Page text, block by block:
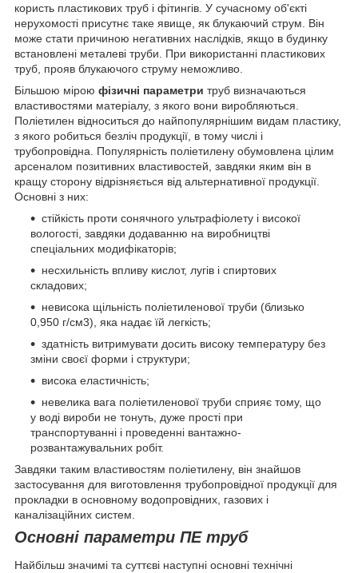
користь пластикових труб і фітингів. У сучасному об'єкті
нерухомості присутнє таке явище, як блукаючий струм. Він
може стати причиною негативних наслідків, якщо в будинку
встановлені металеві труби. При використанні пластикових
труб, прояв блукаючого струму неможливо.
Більшою мірою фізичні параметри труб визначаються
властивостями матеріалу, з якого вони виробляються.
Поліетилен відноситься до найпопулярнішим видам пластику,
з якого робиться безліч продукції, в тому числі і
трубопровідна. Популярність поліетилену обумовлена цілим
арсеналом позитивних властивостей, завдяки яким він в
кращу сторону відрізняється від альтернативної продукції.
Основні з них:
стійкість проти сонячного ультрафіолету і високої
вологості, завдяки додаванню на виробництві
спеціальних модифікаторів;
несхильність впливу кислот, лугів і спиртових
складових;
невисока щільність поліетиленової труби (близько
0,950 г/см3), яка надає їй легкість;
здатність витримувати досить високу температуру без
зміни своєї форми і структури;
висока еластичність;
невелика вага поліетиленової труби сприяє тому, що
у воді вироби не тонуть, дуже прості при
транспортуванні і проведенні вантажно-
розвантажувальних робіт.
Завдяки таким властивостям поліетилену, він знайшов
застосування для виготовлення трубопровідної продукції для
прокладки в основному водопровідних, газових і
каналізаційних систем.
Основні параметри ПЕ труб
Найбільш значимі та суттєві наступні основні технічні